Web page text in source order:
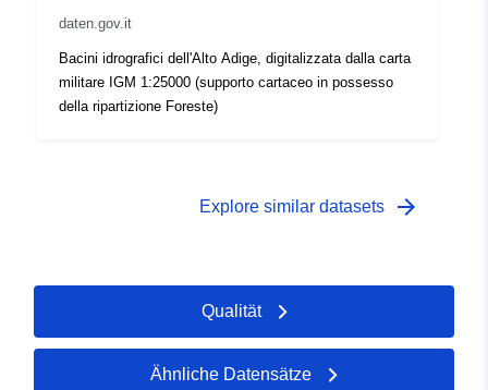
daten.gov.it
Bacini idrografici dell'Alto Adige, digitalizzata dalla carta
militare IGM 1:25000 (supporto cartaceo in possesso
della ripartizione Foreste)
Explore similar datasets arrow_forward
Qualität
Ähnliche Datensätze